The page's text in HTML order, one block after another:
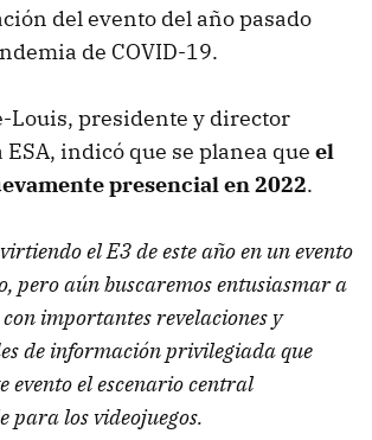
del evento del año pasado
de COVID-19.
Louis, presidente y director
indicó que se planea que el
presencial en 2022.
el E3 de este año en un evento
pero aún buscaremos entusiasmar a
importantes revelaciones y
de información privilegiada que
evento el escenario central
para los videojuegos.